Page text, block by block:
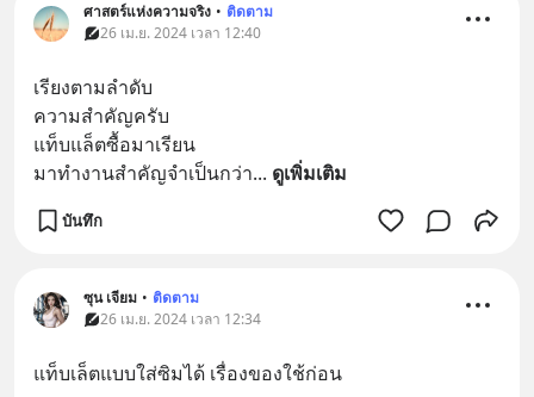
ศาสตร์แห่งความจริง • ติดตาม
26 เม.ย. 2024 เวลา 12:40
เรียงตามลำดับ
ความสำคัญครับ
แท็บแล็ตซื้อมาเรียน
มาทำงานสำคัญจำเป็นกว่า... ดูเพิ่มเติม
บันทึก
ซุน เจียม • ติดตาม
26 เม.ย. 2024 เวลา 12:34
แท็บเล็ตแบบใส่ซิมได้ เรื่องของใช้ก่อน